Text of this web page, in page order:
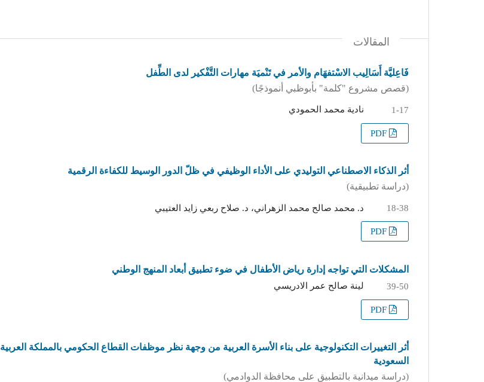
المقالات
فَاعِليَّة أَسَالِيب الاسْتفهَام والأمر في تَنْميَة مهارات التَّفْكير لدى الطِّفل
(قصص مشروع "كلمة" بأبوظبي أنموذجًا)
نادية محمد الحمودي 1-17
أثر الذكاء الاصطناعي التوليدي على الأداء الوظيفي في ظلّ الدور الوسيط للكفاءة الرقمية
(دراسة تطبيقية)
د. محمد صالح محمد الزهراني، د. صلاح ربعي زايد العتيبي 18-38
المشكلات التي تواجه إدارة رياض الأطفال في ضوء تطبيق أبعاد المنهج الوطني
لينة صالح عمر الادريسي 39-50
أثر التغييرات التكنولوجية على بناء الأسرة العربية من وجهة نظر موظفات القطاع الحكومي بالمملكة العربية
السعودية
(دراسة ميدانية بالتطبيق على محافظة الدوادمي)